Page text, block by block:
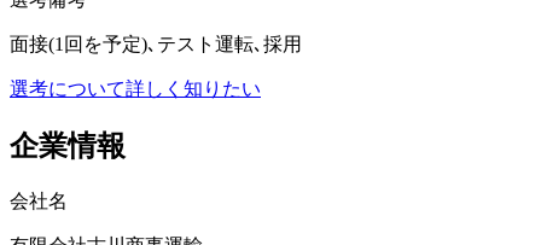
面接(1回を予定)､テスト運転､採用
選考について詳しく知りたい
企業情報
会社名